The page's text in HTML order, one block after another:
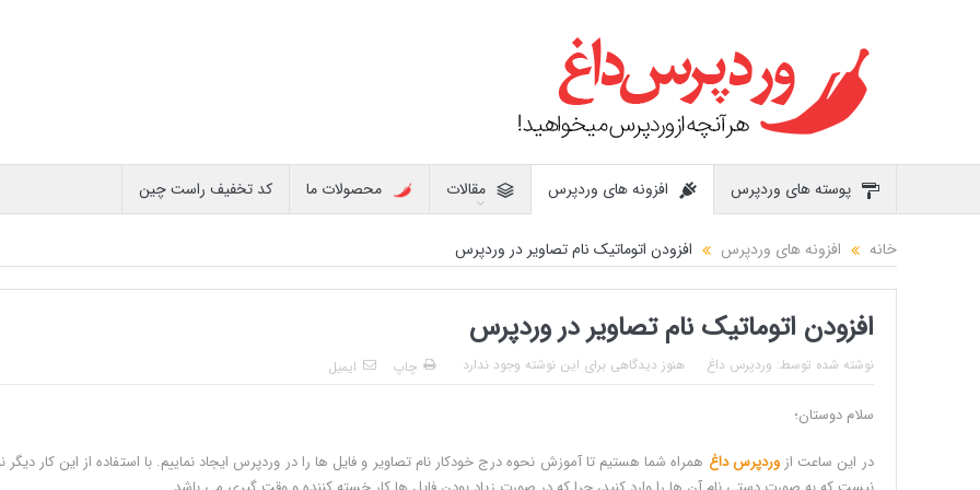
پوسته های وردپرس افزونه های وردپرس مقالات محصولات ما کد تخفیف راست چین
خانه افزونه های وردپرس افزودن اتوماتیک نام تصاویر در وردپرس
افزودن اتوماتیک نام تصاویر در وردپرس
نوشته شده توسط: وردپرس داغ هنوز دیدگاهی برای این نوشته وجود ندارد چاپ ایمیل
سلام دوستان؛
در این ساعت ازوردپرس داغ همراه شما هستیم تا آموزش نحوه درج خودکار نام تصاویر و فایل ها را در وردپرس ایجاد نماییم. با استفاده از این کار دیگر